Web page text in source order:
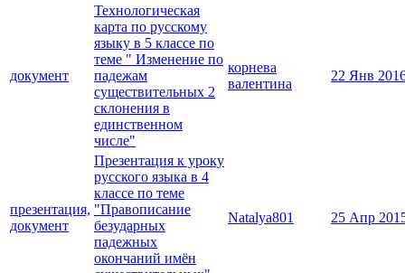
документ
Технологическая
карта по русскому
языку в 5 классе по
теме " Изменение по
падежам
существительных 2
склонения в
единственном
числе"
корнева
валентина
22 Янв
презентация,
документ
Презентация к уроку
русского языка в 4
классе по теме
"Правописание
безударных
падежных
окончаний имён
Natalya801 25 Апр